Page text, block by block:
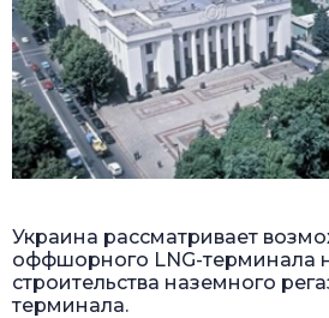
Украина рассматривает
оффшорного LNG-терминала
строительства наземного
терминала.